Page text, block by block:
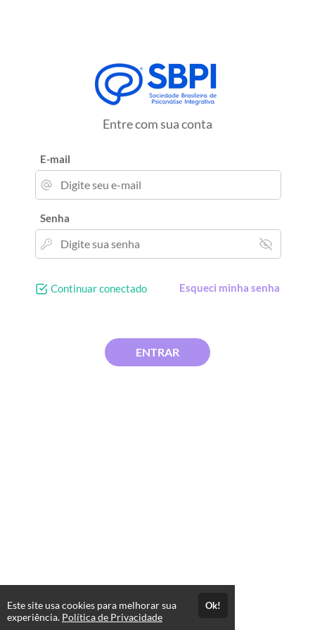
Entre com sua conta
E-mail
Senha
Continuar conectado Esqueci minha senha
ENTRAR
Este site usa cookies para melhorar sua
experiência. Política de Privacidade
Ok!